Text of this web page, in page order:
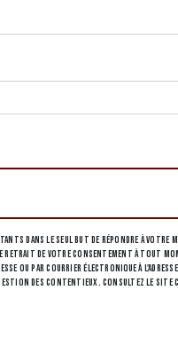
dans le seul but de répondre à votre
retrait de votre consentement à tout
ou par courrier électronique à
gestion des contentieux. Consultez le